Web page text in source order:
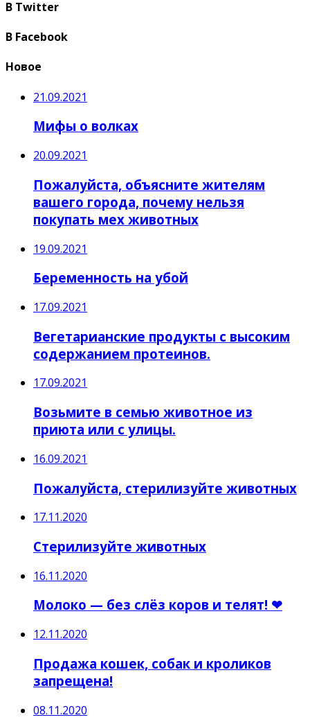
В Twitter
В Facebook
Новое
21.09.2021
Мифы о волках
20.09.2021
Пожалуйста, объясните жителям
вашего города, почему нельзя
покупать мех животных
19.09.2021
Беременность на убой
17.09.2021
Вегетарианские продукты с высоким
содержанием протеинов.
17.09.2021
Возьмите в семью животное из
приюта или с улицы.
16.09.2021
Пожалуйста, стерилизуйте животных
17.11.2020
Стерилизуйте животных
16.11.2020
Молоко — без слёз коров и телят! ❤
12.11.2020
Продажа кошек, собак и кроликов
запрещена!
08.11.2020